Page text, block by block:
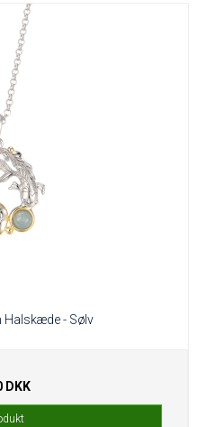
Halskæde - Sølv
DKK